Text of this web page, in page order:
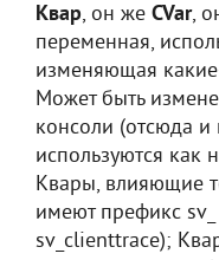
Квар, он же CVar,
переменная,
изменяющая
Может быть
консоли (отсюда
используются как
Квары, влияющие
имеют префикс
sv_clienttrace);